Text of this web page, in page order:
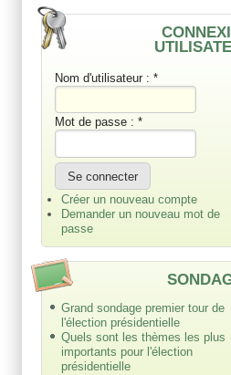
Nom d'utilisateur : *
Mot de passe : *
Créer un nouveau compte
Demander un nouveau mot de
passe
Grand sondage premier tour de
l'élection présidentielle
Quels sont les thèmes les plus
importants pour l'élection
présidentielle